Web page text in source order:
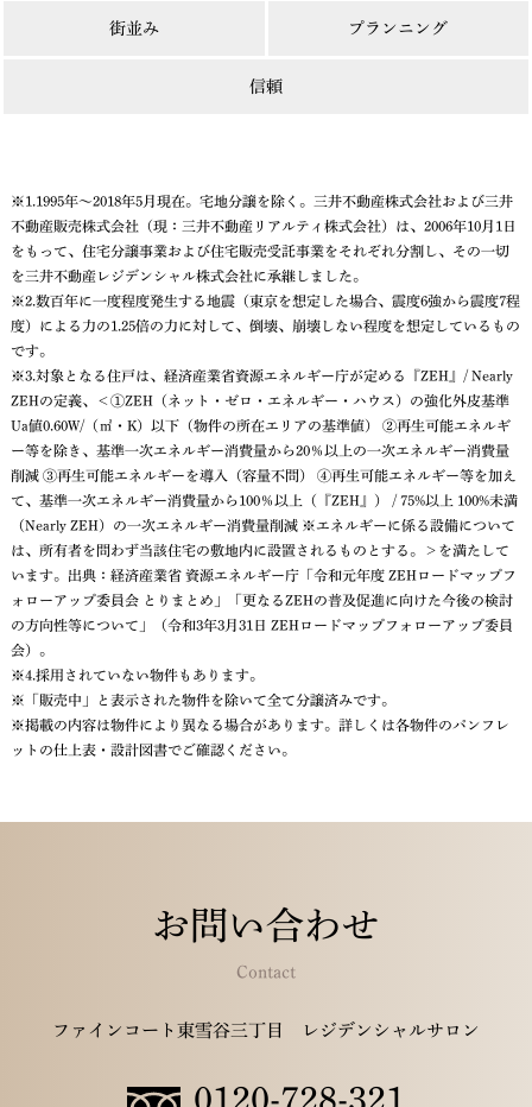
街並み プランニング
信頼
※1.1995年～2018年5月現在。宅地分譲を除く。三井不動産株式会社および三井
不動産販売株式会社（現：三井不動産リアルティ株式会社）は、2006年10月1日
をもって、住宅分譲事業および住宅販売受託事業をそれぞれ分割し、その一切
を三井不動産レジデンシャル株式会社に承継しました。
※2.数百年に一度程度発生する地震（東京を想定した場合、震度6強から震度7程
度）による力の1.25倍の力に対して、倒壊、崩壊しない程度を想定しているもの
です。
※3.対象となる住戸は、経済産業省資源エネルギー庁が定める『ZEH』/ Nearly
ZEHの定義、＜①ZEH（ネット・ゼロ・エネルギー・ハウス）の強化外皮基準
Ua値0.60W/（㎡・K）以下（物件の所在エリアの基準値） ②再生可能エネルギ
ー等を除き、基準一次エネルギー消費量から20％以上の一次エネルギー消費量
削減 ③再生可能エネルギーを導入（容量不問） ④再生可能エネルギー等を加え
て、基準一次エネルギー消費量から100％以上（『ZEH』） / 75%以上 100%未満
（Nearly ZEH）の一次エネルギー消費量削減 ※エネルギーに係る設備について
は、所有者を問わず当該住宅の敷地内に設置されるものとする。＞を満たして
います。出典：経済産業省 資源エネルギー庁「令和元年度 ZEHロードマップフ
ォローアップ委員会 とりまとめ」「更なるZEHの普及促進に向けた今後の検討
の方向性等について」（令和3年3月31日 ZEHロードマップフォローアップ委員
会）。
※4.採用されていない物件もあります。
※「販売中」と表示された物件を除いて全て分譲済みです。
※掲載の内容は物件により異なる場合があります。詳しくは各物件のパンフレ
ットの仕上表・設計図書でご確認ください。
お問い合わせ
Contact
ファインコート東雪谷三丁目 レジデンシャルサロン